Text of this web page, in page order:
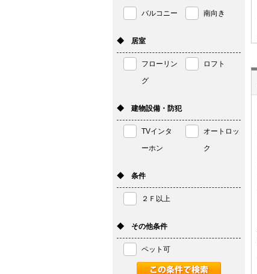
バルコニー 南向き
◆ 居室
フローリン
グ
ロフト
◆ 建物設備・防犯
TVインタ
ーホン
オートロッ
ク
◆ 条件
２Ｆ以上
◆ その他条件
ペット可